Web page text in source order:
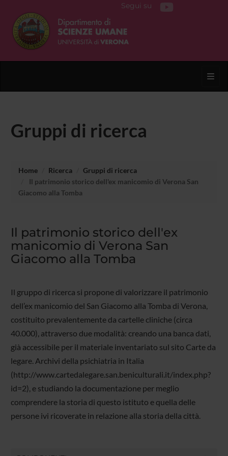
Segui su
Gruppi di ricerca
Home Ricerca
Gruppi di ricerca
Il patrimonio storico dell'ex manicomio di Verona San
Giacomo alla Tomba
Il patrimonio storico dell'ex
manicomio di Verona San
Giacomo alla Tomba
Il gruppo di ricerca si propone di valorizzare il patrimonio
dell’ex manicomio del San Giacomo alla Tomba di Verona,
costituito prevalentemente da cartelle cliniche (circa
40.000), attraverso due modalità: creando una banca dati,
già accessibile per il materiale inventariato sul sito Carte da
legare. Archivi della psichiatria in Italia
(http://www.cartedalegare.san.beniculturali.it/index.php?
id=2), e studiando la documentazione per meglio
comprendere la storia di questo istituto e quella delle
persone ivi ricoverate in relazione alla storia della città.